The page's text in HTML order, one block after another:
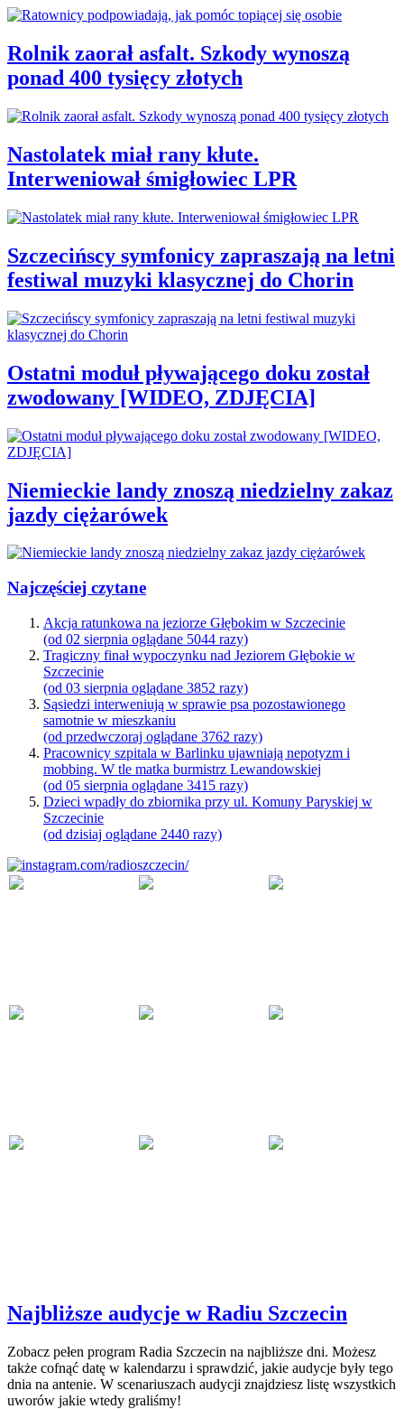
Rolnik zaorał asfalt. Szkody wynoszą
ponad 400 tysięcy złotych
Nastolatek miał rany kłute.
Interweniował śmigłowiec LPR
Szczecińscy symfonicy zapraszają na letni
festiwal muzyki klasycznej do Chorin
Ostatni moduł pływającego doku został
zwodowany [WIDEO, ZDJĘCIA]
Niemieckie landy znoszą niedzielny zakaz
jazdy ciężarówek
Najczęściej czytane
Akcja ratunkowa na jeziorze Głębokim w Szczecinie
(od 02 sierpnia oglądane 5044 razy)
Tragiczny finał wypoczynku nad Jeziorem Głębokie w
Szczecinie
(od 03 sierpnia oglądane 3852 razy)
Sąsiedzi interweniują w sprawie psa pozostawionego
samotnie w mieszkaniu
(od przedwczoraj oglądane 3762 razy)
Pracownicy szpitala w Barlinku ujawniają nepotyzm i
mobbing. W tle matka burmistrz Lewandowskiej
(od 05 sierpnia oglądane 3415 razy)
Dzieci wpadły do zbiornika przy ul. Komuny Paryskiej w
Szczecinie
(od dzisiaj oglądane 2440 razy)
Najbliższe audycje w Radiu Szczecin
Zobacz pełen program Radia Szczecin na najbliższe dni. Możesz
także cofnąć datę w kalendarzu i sprawdzić, jakie audycje były tego
dnia na antenie. W scenariuszach audycji znajdziesz listę wszystkich
uworów jakie wtedy graliśmy!